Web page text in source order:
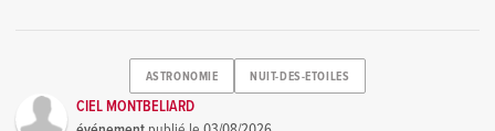
ASTRONOMIE NUIT-DES-ETOILES
CIEL MONTBELIARD